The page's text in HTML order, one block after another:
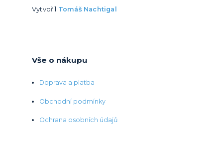
Vytvořil Tomáš Nachtigal
Vše o nákupu
Doprava a platba
Obchodní podmínky
Ochrana osobních údajů